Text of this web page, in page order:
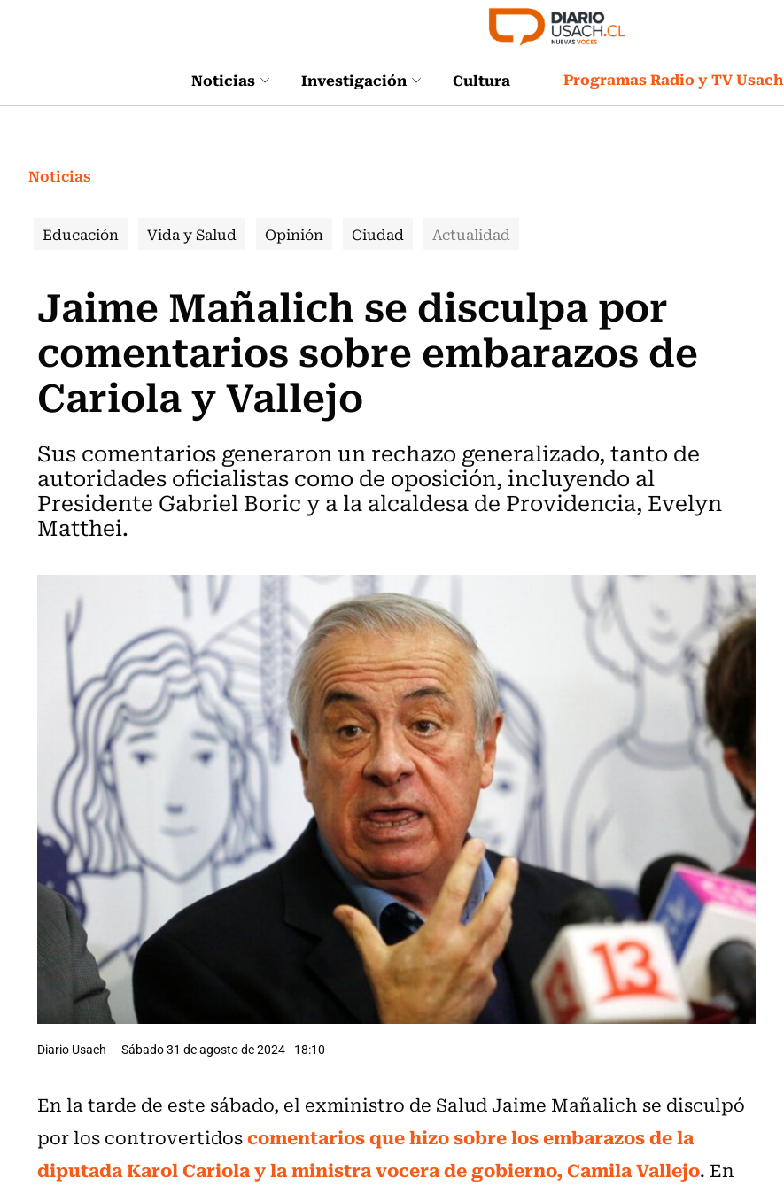
Noticias Investigación Cultura Programas Radio y TV Usach
Noticias
Educación Vida y Salud Opinión Ciudad Actualidad
Jaime Mañalich se disculpa por
comentarios sobre embarazos de
Cariola y Vallejo
Sus comentarios generaron un rechazo generalizado, tanto de
autoridades oficialistas como de oposición, incluyendo al
Presidente Gabriel Boric y a la alcaldesa de Providencia, Evelyn
Matthei.
Diario Usach Sábado 31 de agosto de 2024 - 18:10
En la tarde de este sábado, el exministro de Salud Jaime Mañalich se disculpó
por los controvertidoscomentarios que hizo sobre los embarazos de la
diputada Karol Cariola y la ministra vocera de gobierno, Camila Vallejo. En